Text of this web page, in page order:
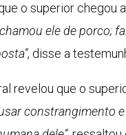
o superior chegou
ele de porco;
, disse a
revelou que o
constrangimento